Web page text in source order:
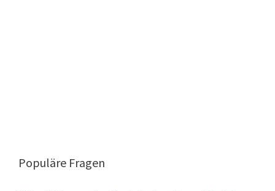
Populäre Fragen